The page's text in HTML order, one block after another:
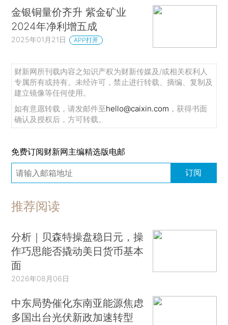
金银铜量价齐升 紫金矿业
2024年净利增五成
2025年01月21日 APP打开
财新网所刊载内容之知识产权为财新传媒及/或相关权利人
专属所有或持有。未经许可，禁止进行转载、摘编、复制及
建立镜像等任何使用。
如有意愿转载，请发邮件至hello@caixin.com ，获得书面
确认及授权后，方可转载。
免费订阅财新网主编精选版电邮
订阅
推荐阅读
分析｜贝森特操盘稳日元，操
作巧思能否撬动美日货币基本
面
2026年08月06日
中东局势催化东南亚能源焦虑
多国出台光伏新政加速转型